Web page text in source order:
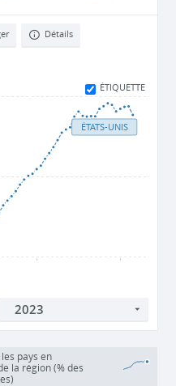
Détails
ÉTIQUETTE
ÉTATS-UNIS
pays en
la région (% des